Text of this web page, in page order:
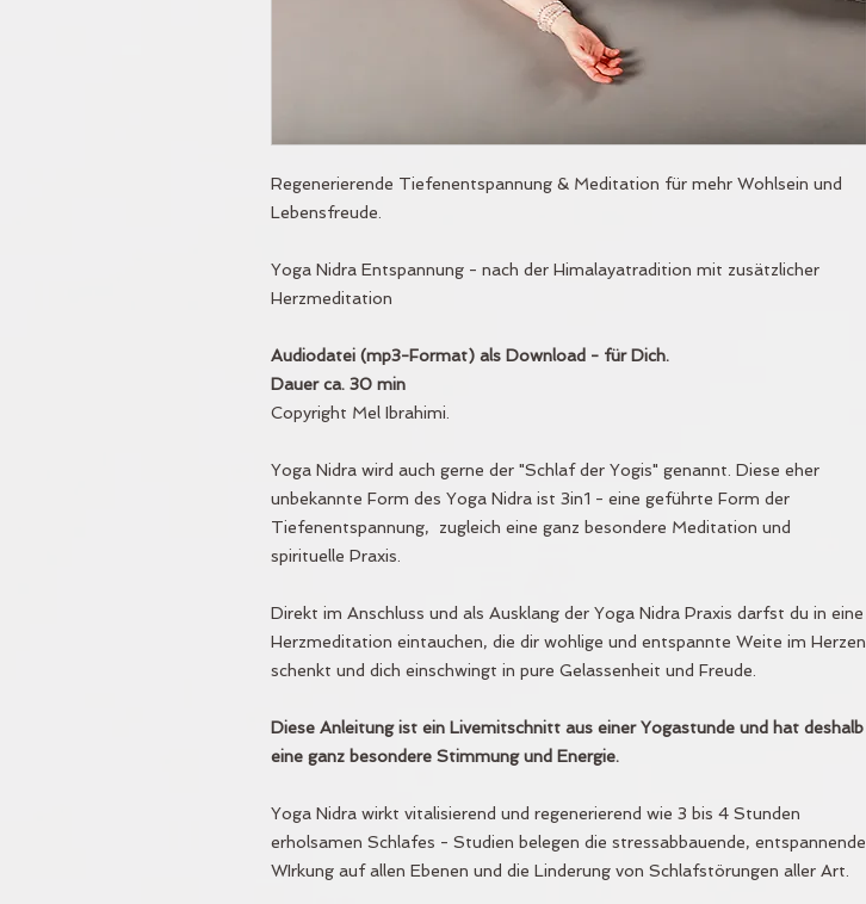
Regenerierende Tiefenentspannung & Meditation für mehr Wohlsein und
Lebensfreude.
Yoga Nidra Entspannung - nach der Himalayatradition mit zusätzlicher
Herzmeditation
Audiodatei (mp3-Format) als Download - für Dich.
Dauer ca. 30 min
Copyright Mel Ibrahimi.
Yoga Nidra wird auch gerne der "Schlaf der Yogis" genannt. Diese eher
unbekannte Form des Yoga Nidra ist 3in1 - eine geführte Form der
Tiefenentspannung, zugleich eine ganz besondere Meditation und
spirituelle Praxis.
Direkt im Anschluss und als Ausklang der Yoga Nidra Praxis darfst du in eine
Herzmeditation eintauchen, die dir wohlige und entspannte Weite im Herzen
schenkt und dich einschwingt in pure Gelassenheit und Freude.
Diese Anleitung ist ein Livemitschnitt aus einer Yogastunde und hat deshalb
eine ganz besondere Stimmung und Energie.
Yoga Nidra wirkt vitalisierend und regenerierend wie 3 bis 4 Stunden
erholsamen Schlafes - Studien belegen die stressabbauende, entspannende
WIrkung auf allen Ebenen und die Linderung von Schlafstörungen aller Art.